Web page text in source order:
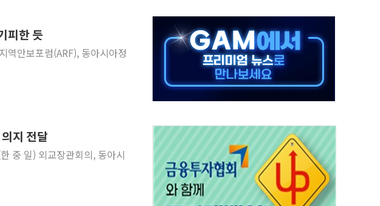
디투엔지니어링, 한국ESG경영대상 중견기업 부문 최우수상 수상
KCC "기록적 폭염에 열 차단 도료 문의 5배 증가"
삼성E&A, 공식 캐릭터 출시 1주년 행사..."소통·공감 가치 전파"
3년 내 같은 위반 반복하면 '원칙 고발'…공정위, 총수일가 편법 지배 차단
피한 듯
역안보포럼(ARF), 동아시아정
지 전달
중 일) 외교장관회의, 동아시